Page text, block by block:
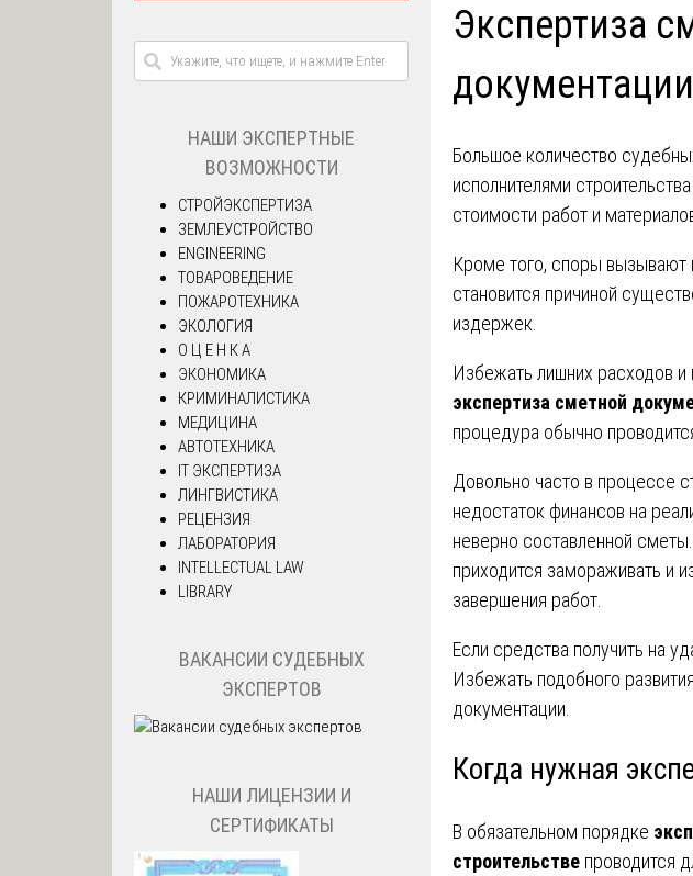
Экспертиза
Большое количество
исполнителями
стоимости работ и
Кроме того, споры вызывают
становится причиной
издержек.
Избежать лишних расходов и
экспертиза сметной
процедура обычно
Довольно часто в процессе
недостаток финансов на
неверно составленной
приходится замораживать и
завершения работ.
Если средства получить на
Избежать подобного
документации.
Когда нужная
В обязательном порядке
строительстве проводится
НАШИ ЭКСПЕРТНЫЕ
ВОЗМОЖНОСТИ
СТРОЙЭКСПЕРТИЗА
ЗЕМЛЕУСТРОЙСТВО
ENGINEERING
ТОВАРОВЕДЕНИЕ
ПОЖАРОТЕХНИКА
ЭКОЛОГИЯ
О Ц Е Н К А
ЭКОНОМИКА
КРИМИНАЛИСТИКА
МЕДИЦИНА
АВТОТЕХНИКА
IT ЭКСПЕРТИЗА
ЛИНГВИСТИКА
РЕЦЕНЗИЯ
ЛАБОРАТОРИЯ
INTELLECTUAL LAW
LIBRARY
ВАКАНСИИ СУДЕБНЫХ
ЭКСПЕРТОВ
НАШИ ЛИЦЕНЗИИ И
СЕРТИФИКАТЫ